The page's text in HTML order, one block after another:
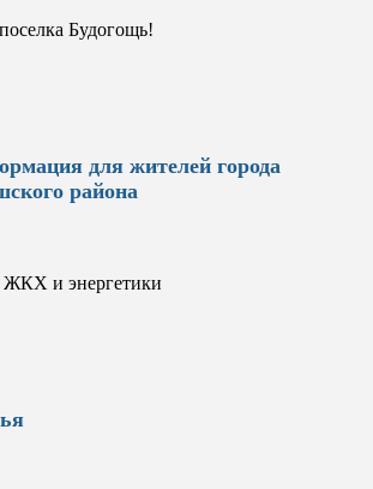
Будогощь!
для жителей города
района
ЖКХ и энергетики